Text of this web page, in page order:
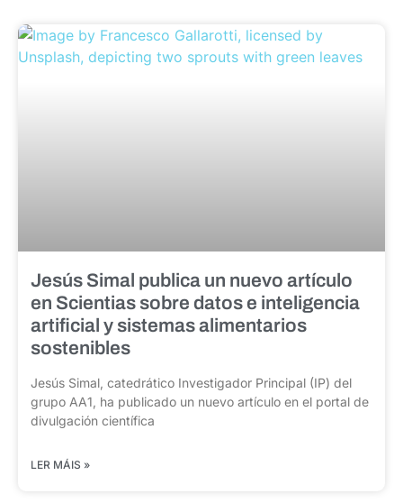
Jesús Simal publica un nuevo artículo
en Scientias sobre datos e inteligencia
artificial y sistemas alimentarios
sostenibles
Jesús Simal, catedrático Investigador Principal (IP) del
grupo AA1, ha publicado un nuevo artículo en el portal de
divulgación científica
LER MÁIS »